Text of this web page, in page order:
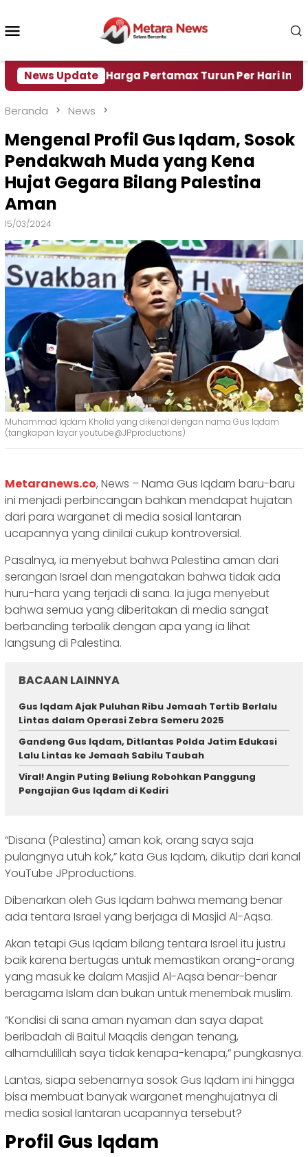
konten
News Update
Harga Pertamax Turun Per Hari Ini, Segini
Beranda News
Mengenal Profil Gus Iqdam, Sosok
Pendakwah Muda yang Kena
Hujat Gegara Bilang Palestina
Aman
15/03/2024
Muhammad Iqdam Kholid yang dikenal dengan nama Gus Iqdam
(tangkapan layar youtube@JPproductions)
Metaranews.co, News – Nama Gus Iqdam baru-baru
ini menjadi perbincangan bahkan mendapat hujatan
dari para warganet di media sosial lantaran
ucapannya yang dinilai cukup kontroversial.
Pasalnya, ia menyebut bahwa Palestina aman dari
serangan Israel dan mengatakan bahwa tidak ada
huru-hara yang terjadi di sana. Ia juga menyebut
bahwa semua yang diberitakan di media sangat
berbanding terbalik dengan apa yang ia lihat
langsung di Palestina.
BACAAN LAINNYA
Gus Iqdam Ajak Puluhan Ribu Jemaah Tertib Berlalu
Lintas dalam Operasi Zebra Semeru 2025
Gandeng Gus Iqdam, Ditlantas Polda Jatim Edukasi
Lalu Lintas ke Jemaah Sabilu Taubah
Viral! Angin Puting Beliung Robohkan Panggung
Pengajian Gus Iqdam di Kediri
“Disana (Palestina) aman kok, orang saya saja
pulangnya utuh kok,” kata Gus Iqdam, dikutip dari kanal
YouTube JPproductions.
Dibenarkan oleh Gus Iqdam bahwa memang benar
ada tentara Israel yang berjaga di Masjid Al-Aqsa.
Akan tetapi Gus Iqdam bilang tentara Israel itu justru
baik karena bertugas untuk memastikan orang-orang
yang masuk ke dalam Masjid Al-Aqsa benar-benar
beragama Islam dan bukan untuk menembak muslim.
“Kondisi di sana aman nyaman dan saya dapat
beribadah di Baitul Maqdis dengan tenang,
alhamdulillah saya tidak kenapa-kenapa,” pungkasnya.
Lantas, siapa sebenarnya sosok Gus Iqdam ini hingga
bisa membuat banyak warganet menghujatnya di
media sosial lantaran ucapannya tersebut?
Profil Gus Iqdam